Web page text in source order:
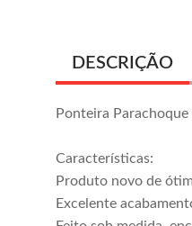
DESCRIÇÃO
Ponteira
Características:
Produto novo de
Excelente